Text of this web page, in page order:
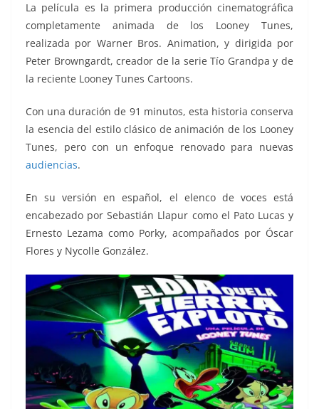
La película es la primera producción cinematográfica
completamente animada de los Looney Tunes,
realizada por Warner Bros. Animation, y dirigida por
Peter Browngardt, creador de la serie Tío Grandpa y de
la reciente Looney Tunes Cartoons.
Con una duración de 91 minutos, esta historia conserva
la esencia del estilo clásico de animación de los Looney
Tunes, pero con un enfoque renovado para nuevas
audiencias.
En su versión en español, el elenco de voces está
encabezado por Sebastián Llapur como el Pato Lucas y
Ernesto Lezama como Porky, acompañados por Óscar
Flores y Nycolle González.